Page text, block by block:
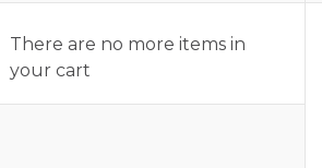
There are no more items in
your cart